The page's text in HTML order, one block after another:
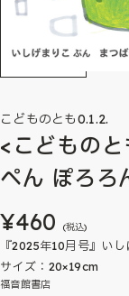
こどものとも0.1.2.
<こどもの
ぺん ぽろろ
¥460 (税込)
『2025年10月号』い
サイズ：20×19cm
福音館書店